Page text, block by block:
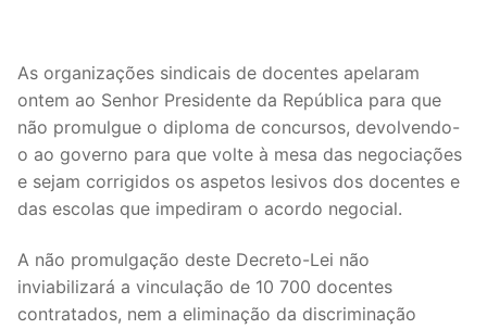
sindicalização
Notícias
Legislação
Sectores
PRÉ-ESCOLAR
1º CICLO
As organizações sindicais de docentes apelaram
ontem ao Senhor Presidente da República para que
não promulgue o diploma de concursos, devolvendo-
o ao governo para que volte à mesa das negociações
e sejam corrigidos os aspetos lesivos dos docentes e
das escolas que impediram o acordo negocial.
A não promulgação deste Decreto-Lei não
inviabilizará a vinculação de 10 700 docentes
contratados, nem a eliminação da discriminação